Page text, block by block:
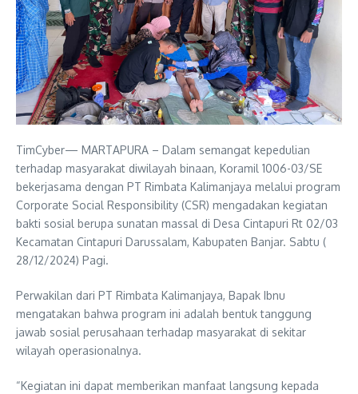
TimCyber— MARTAPURA – Dalam semangat kepedulian
terhadap masyarakat diwilayah binaan, Koramil 1006-03/SE
bekerjasama dengan PT Rimbata Kalimanjaya melalui program
Corporate Social Responsibility (CSR) mengadakan kegiatan
bakti sosial berupa sunatan massal di Desa Cintapuri Rt 02/03
Kecamatan Cintapuri Darussalam, Kabupaten Banjar. Sabtu (
28/12/2024) Pagi.
Perwakilan dari PT Rimbata Kalimanjaya, Bapak Ibnu
mengatakan bahwa program ini adalah bentuk tanggung
jawab sosial perusahaan terhadap masyarakat di sekitar
wilayah operasionalnya.
“Kegiatan ini dapat memberikan manfaat langsung kepada